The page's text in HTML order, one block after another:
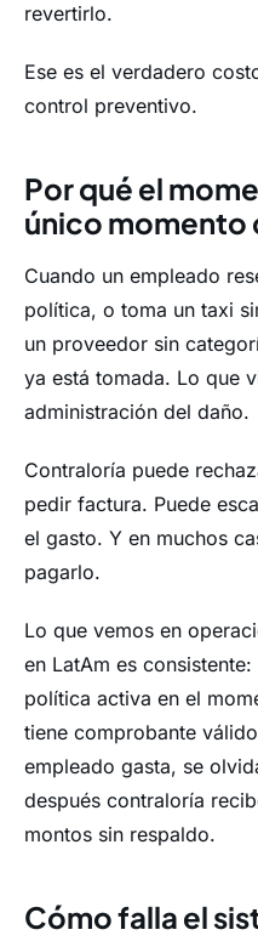
revertirlo.
Ese es el verdadero
control preventivo.
Por qué el
único momento
Cuando un empleado
política, o toma un taxi
un proveedor sin
ya está tomada. Lo que
administración del daño.
Contraloría puede
pedir factura. Puede
el gasto. Y en muchos
pagarlo.
Lo que vemos en
en LatAm es
política activa en el
tiene comprobante
empleado gasta, se
después contraloría
montos sin respaldo.
Cómo falla el